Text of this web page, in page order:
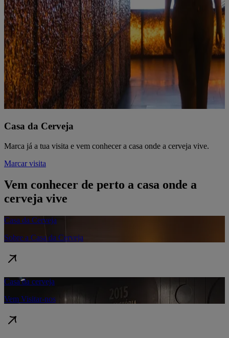
Casa da Cerveja
Marca já a tua visita e vem conhecer a casa onde a cerveja vive.
Marcar visita
Vem conhecer de perto a casa onde a
cerveja vive
Casa da Cerveja
Sobre a Casa da Cerveja
Casa da cerveja
Vem Visitar-nos